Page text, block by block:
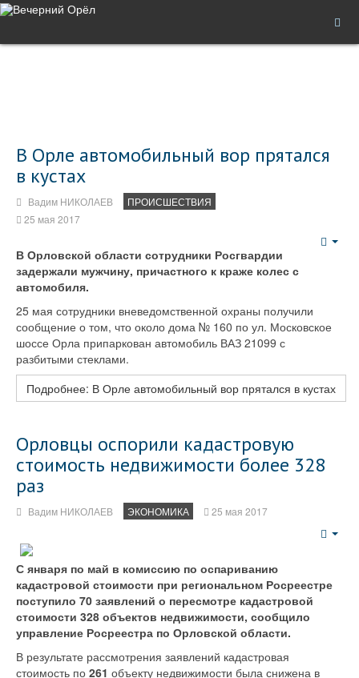
В Орле автомобильный вор прятался
в кустах
Вадим НИКОЛАЕВ
ПРОИСШЕСТВИЯ
25 мая 2017
В Орловской области сотрудники Росгвардии
задержали мужчину, причастного к краже колес с
автомобиля.
25 мая сотрудники вневедомственной охраны получили
сообщение о том, что около дома № 160 по ул. Московское
шоссе Орла припаркован автомобиль ВАЗ 21099 с
разбитыми стеклами.
Подробнее: В Орле автомобильный вор прятался в кустах
Орловцы оспорили кадастровую
стоимость недвижимости более 328
раз
Вадим НИКОЛАЕВ ЭКОНОМИКА 25 мая 2017
С января по май в комиссию по оспариванию
кадастровой стоимости при региональном Росреестре
поступило 70 заявлений о пересмотре кадастровой
стоимости 328 объектов недвижимости, сообщило
управление Росреестра по Орловской области.
В результате рассмотрения заявлений кадастровая
стоимость по 261 объекту недвижимости была снижена в